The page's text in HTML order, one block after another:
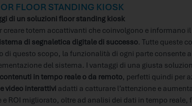
FLOOR STANDING KIOSK
di un soluzioni floor standing kiosk
creare totem accattivanti che coinvolgono e informano
di segnaletica digitale di successo. Tutte queste
questo scopo, la funzionalità di ogni parte consente
del sistema. I vantaggi di una giusta
contenuti in tempo reale o da remoto, perfetti quindi per
video interattivi adatti a catturare l’attenzione e
ROI migliorato, oltre ad analisi dei dati in tempo